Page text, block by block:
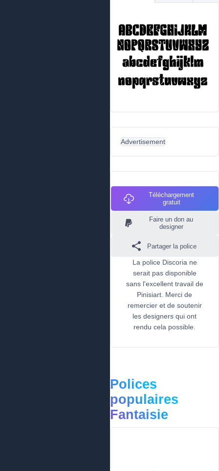
Advertisement
Téléchargement
gratuit
Faire un don au
designer
Partager la police
La police Discoria ne
serait pas disponible
sans l'excellent travail de
Pinisiart. Merci de
remercier et de soutenir
les designers qui ont
rendu cela possible.
Polices
populaires
Fantaisie